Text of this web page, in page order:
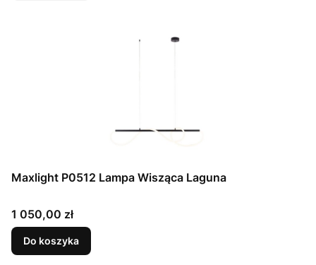
Maxlight P0512 Lampa Wisząca Laguna
Cena
1 050,00 zł
Do koszyka